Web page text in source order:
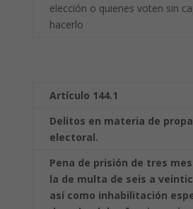
elección o quienes voten sin
hacerlo
Artículo 144.1
Delitos en materia de
electoral.
Pena de prisión de tres
la de multa de seis a
así como inhabilitación